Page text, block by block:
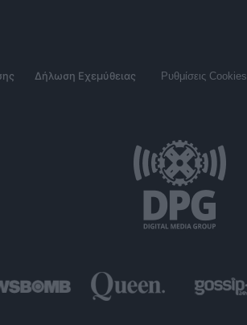
Δήλωση Εχεμύθειας Ρυθμίσεις Cookies